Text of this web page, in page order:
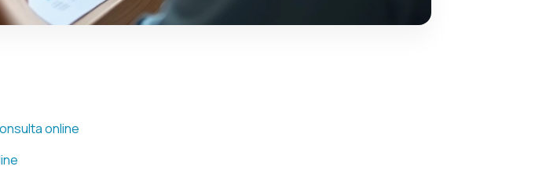
online